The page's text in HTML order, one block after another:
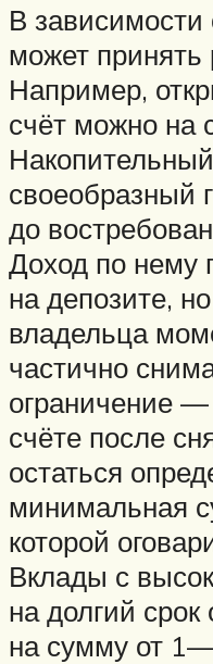
В зависимости
может
Например,
счёт можно на
своеобразный
до
Доход по нему
на депозите,
владельца
частично
ограничение
счёте после
остаться
минимальная
которой
Вклады с
на долгий
на сумму от